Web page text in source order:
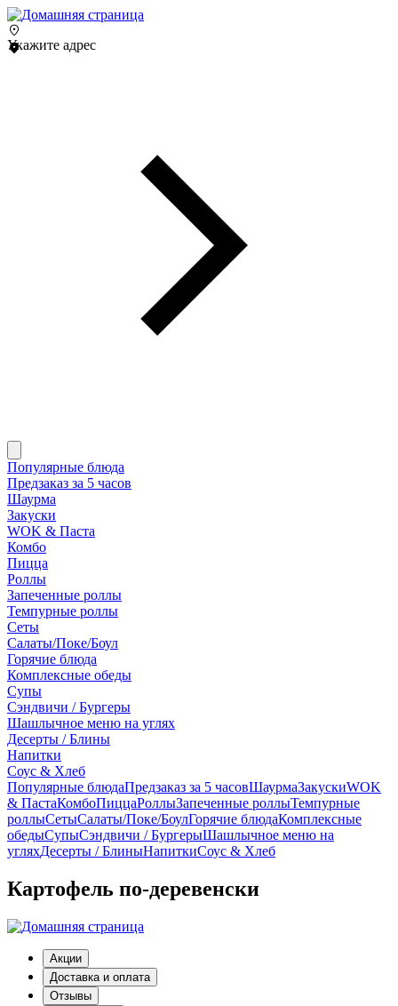
Укажите адрес
Популярные блюда
Предзаказ за 5 часов
Шаурма
Закуски
WOK & Паста
Комбо
Пицца
Роллы
Запеченные роллы
Темпурные роллы
Сеты
Cалаты/Поке/Боул
Горячие блюда
Комплексные обеды
Супы
Сэндвичи / Бургеры
Шашлычное меню на углях
Десерты / Блины
Напитки
Соус & Хлеб
Популярные блюдаПредзаказ за 5 часовШаурмаЗакускиWOK
& ПастаКомбоПиццаРоллыЗапеченные роллыТемпурные
роллыСетыCалаты/Поке/БоулГорячие блюдаКомплексные
обедыСупыСэндвичи / БургерыШашлычное меню на
угляхДесерты / БлиныНапиткиСоус & Хлеб
Картофель по-деревенски
Акции
Доставка и оплата
Отзывы